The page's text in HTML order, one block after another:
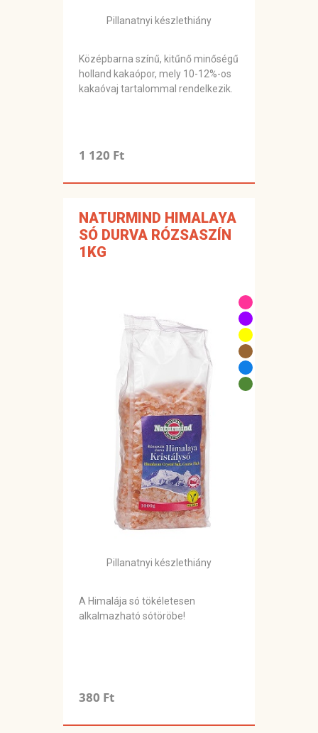
Pillanatnyi készlethiány
Középbarna színű, kitűnő minőségű
holland kakaópor, mely 10-12%-os
kakaóvaj tartalommal rendelkezik.
1 120 Ft
NATURMIND HIMALAYA
SÓ DURVA RÓZSASZÍN
1KG
Pillanatnyi készlethiány
A Himalája só tökéletesen
alkalmazható sótöröbe!
380 Ft